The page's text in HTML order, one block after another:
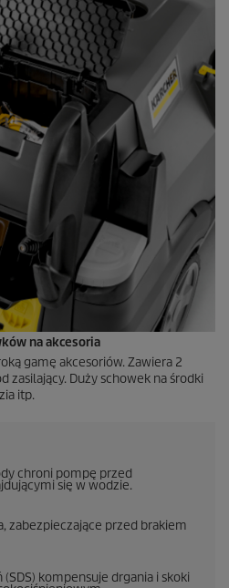
na akcesoria
gamę akcesoriów. Zawiera 2
zasilający. Duży schowek na środki
itp.
chroni pompę przed
się w wodzie.
zabezpieczające przed brakiem
kompensuje drgania i skoki